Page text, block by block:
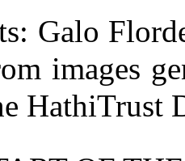
: Galo
images
HathiTrust